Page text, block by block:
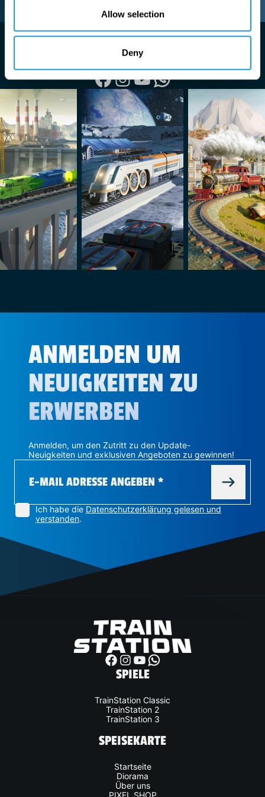
provided to them or that they’ve collected from your use
Allow selection
Deny
NEUIGKEITEN
Folgen Sie unseren Social-Media-Kanälen und
whatsapp
ANMELDEN UM
NEUIGKEITEN ZU
ERWERBEN
Anmelden, um den Zutritt zu den Update-
Neuigkeiten und exklusiven Angeboten zu gewinnen!
Ich habe die Datenschutzerklärung gelesen und
verstanden.
whatsapp
SPIELE
TrainStation Classic
TrainStation 2
TrainStation 3
SPEISEKARTE
Startseite
Diorama
Über uns